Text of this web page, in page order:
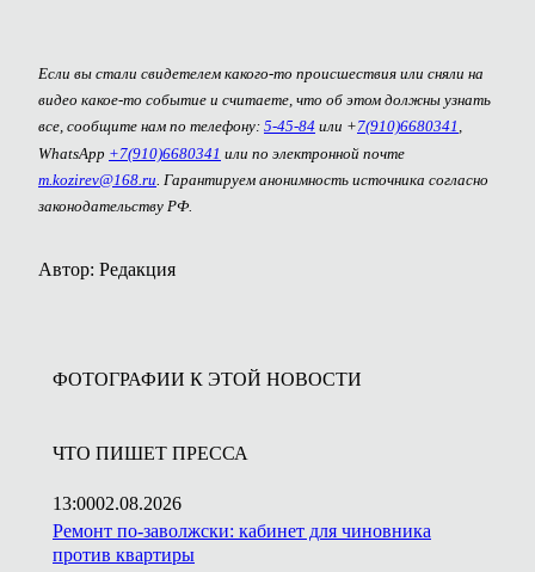
Если вы стали свидетелем какого-то происшествия или сняли на
видео какое-то событие и считаете, что об этом должны узнать
все, сообщите нам по телефону: 5-45-84 или +7(910)6680341 ,
WhatsApp +7(910)6680341 или по электронной почте
m.kozirev@168.ru . Гарантируем анонимность источника согласно
законодательству РФ.
Автор: Редакция
ФОТОГРАФИИ К ЭТОЙ НОВОСТИ
ЧТО ПИШЕТ ПРЕССА
13:0002.08.2026
Ремонт по-заволжски: кабинет для чиновника
против квартиры